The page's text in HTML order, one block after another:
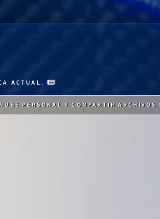
ACTUAL.
PERSONAL Y COMPARTIR